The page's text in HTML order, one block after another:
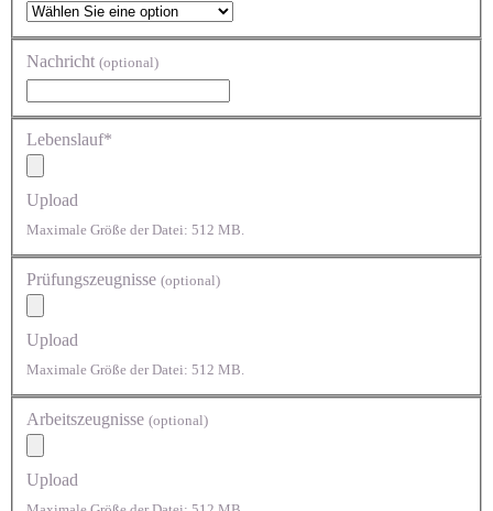
Nachricht (optional)
Lebenslauf*
Upload
Maximale Größe der Datei: 512 MB.
Prüfungszeugnisse (optional)
Upload
Maximale Größe der Datei: 512 MB.
Arbeitszeugnisse (optional)
Upload